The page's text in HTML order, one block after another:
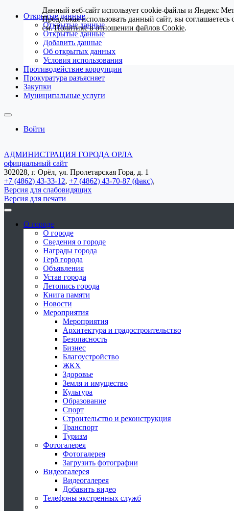
Открытые данные
Открытые данные
Открытые данные
Добавить данные
Об открытых данных
Условия использования
Противодействие коррупции
Прокуратура разъясняет
Закупки
Муниципальные услуги
Войти
АДМИНИСТРАЦИЯ ГОРОДА ОРЛА
официальный сайт
302028, г. Орёл, ул. Пролетарская Гора, д. 1
+7 (4862) 43-33-12, +7 (4862) 43-70-87 (факс),
Версия для слабовидящих
Версия для печати
О городе
О городе
Сведения о городе
Награды города
Герб города
Объявления
Устав города
Летопись города
Книга памяти
Новости
Мероприятия
Мероприятия
Архитектура и градостроительство
Безопасность
Бизнес
Благоустройство
ЖКХ
Здоровье
Земля и имущество
Культура
Образование
Спорт
Строительство и реконструкция
Транспорт
Туризм
Фотогалерея
Фотогалерея
Загрузить фотографии
Видеогалерея
Видеогалерея
Добавить видео
Телефоны экстренных служб
Данный веб-сайт использует cookie-файлы и Яндекс
Продолжая использовать данный сайт, вы
см.Политике в отношении файлов Cookie.